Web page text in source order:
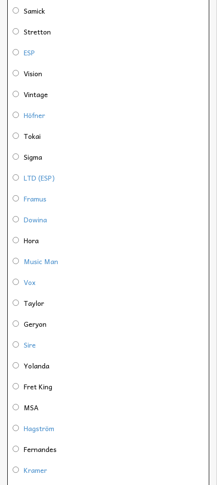
Samick
Stretton
ESP
Vision
Vintage
Höfner
Tokai
Sigma
LTD (ESP)
Framus
Dowina
Hora
Music Man
Vox
Taylor
Geryon
Sire
Yolanda
Fret King
MSA
Hagström
Fernandes
Kramer